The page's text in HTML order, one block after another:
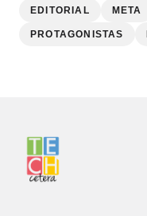
EDITORIAL META
PROTAGONISTAS